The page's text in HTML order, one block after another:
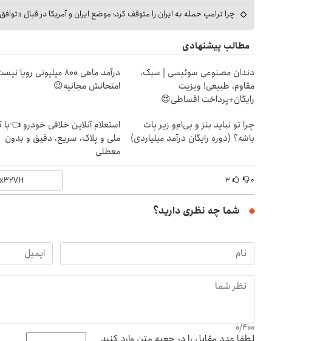
چرا ترامپ حمله به ایران را متوقف کرد؛ موضع ایران و آمریکا در قبال
مطالب پیشنهادی
دندان مصنوعی سوئیسی | سبک،
مقاوم، طبیعی! ویزیت
رایگان+پرداخت اقساطی😍
درآمد ماهی 800 میلیونی رویا
امتحانش مجانیه😉
چرا تو نباید بنز و بی‌ام‌و زیر پات
باشه؟ (دوره رایگان درآمد میلیاردی)
استعلام آنلاین خلافی خودرو 👈با
ملی و پلاک، سریع، دقیق و بدون
معطلی
۰ ۳
شما چه نظری دارید؟
0/400